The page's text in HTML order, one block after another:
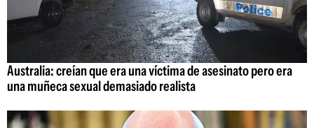
Australia: creían que era una víctima de asesinato pero era
una muñeca sexual demasiado realista